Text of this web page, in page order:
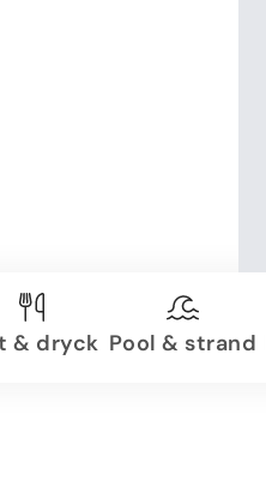
& dryck Pool & strand